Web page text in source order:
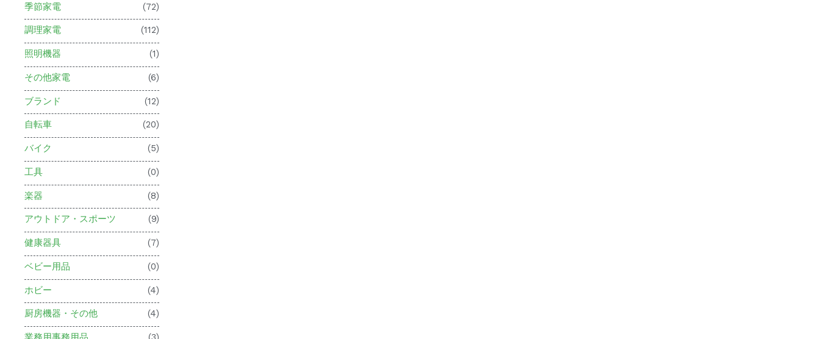
季節家電 (72)
調理家電 (112)
照明機器 (1)
その他家電 (6)
ブランド (12)
自転車 (20)
バイク (5)
工具 (0)
楽器 (8)
アウトドア・スポーツ (9)
健康器具 (7)
ベビー用品 (0)
ホビー (4)
厨房機器・その他 (4)